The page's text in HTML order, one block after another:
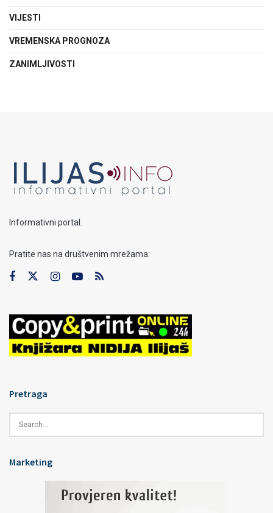
VIJESTI
VREMENSKA PROGNOZA
ZANIMLJIVOSTI
Informativni portal.
Pratite nas na društvenim mrežama:
Pretraga
Marketing